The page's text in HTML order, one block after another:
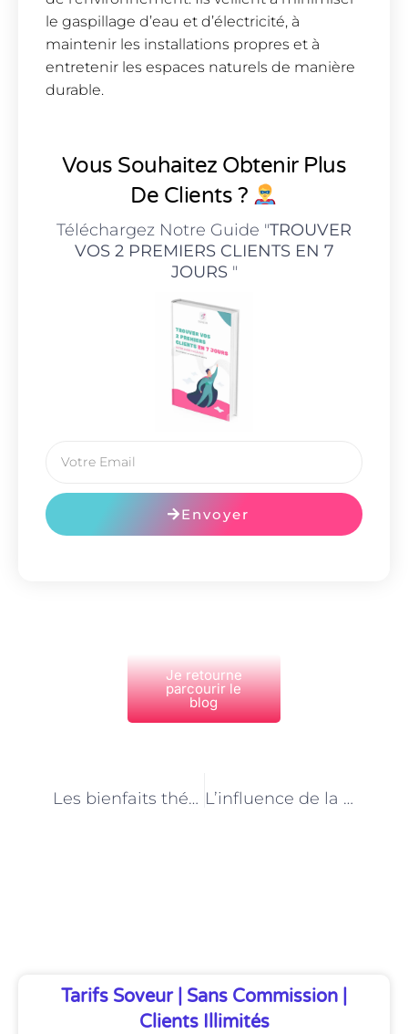
le gaspillage d’eau et d’électricité, à
maintenir les installations propres et à
entretenir les espaces naturels de manière
durable.
Vous Souhaitez Obtenir Plus
De Clients ?
Téléchargez Notre Guide "TROUVER
VOS 2 PREMIERS CLIENTS EN 7
JOURS"
Envoyer
Je retourne
parcourir le
blog
Les bienfaits thérapeutiques de l’équitation : le rôle du moniteur à Paris L’influence de la culture équestre parisienne sur le métier de moniteur d’équitation
Tarifs Soveur | Sans Commission |
Clients Illimités